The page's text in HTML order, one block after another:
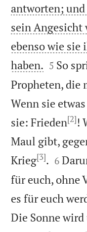
antworten;
sein Angesicht
ebenso wie sie
haben. 

5 So
Propheten, die
Wenn sie
sie: Frieden[2]!
Maul gibt,
Krieg[3]. 

6
für euch, ohne
es für euch
Die Sonne